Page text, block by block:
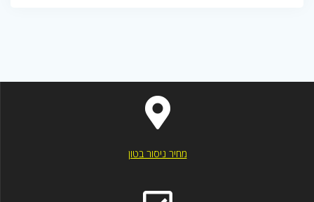
מחיר ניסור בטון